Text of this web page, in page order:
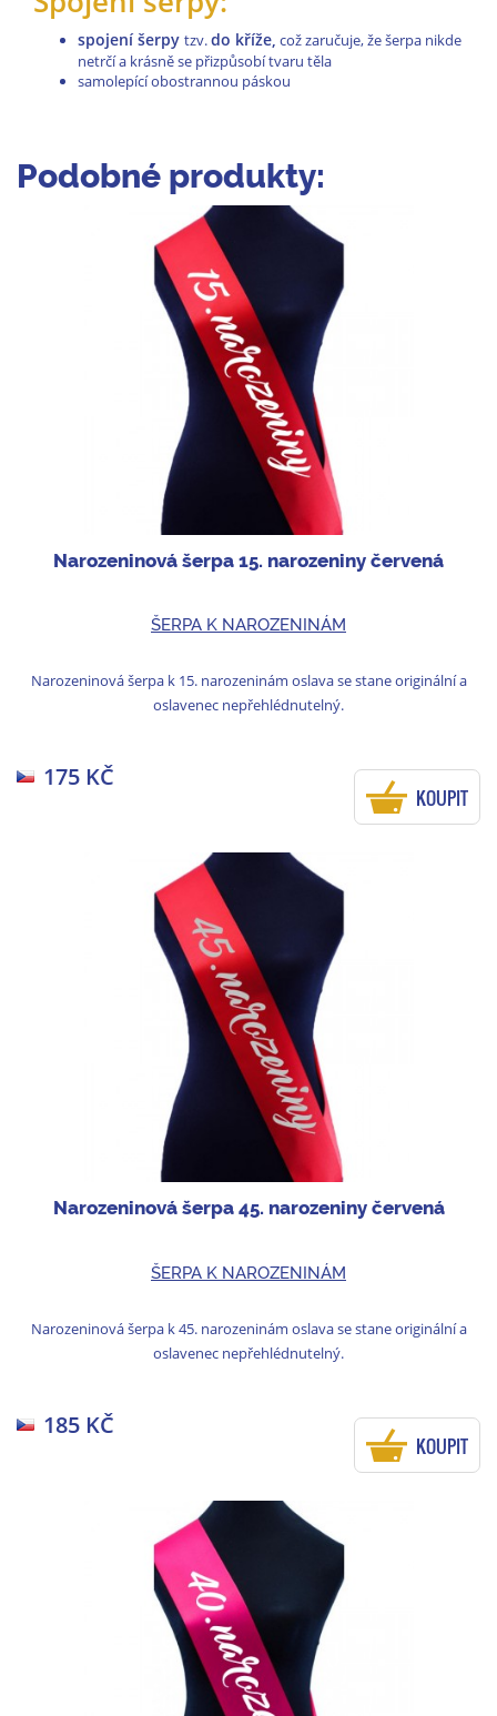
spojení šerpy tzv.do kříže, což zaručuje, že šerpa nikde
netrčí a krásně se přizpůsobí tvaru těla
samolepící obostrannou páskou
Podobné produkty:
Narozeninová šerpa 15. narozeniny červená
ŠERPA K NAROZENINÁM
Narozeninová šerpa k 15. narozeninám oslava se stane originální a
oslavenec nepřehlédnutelný.
175 KČ
KOUPIT
Narozeninová šerpa 45. narozeniny červená
ŠERPA K NAROZENINÁM
Narozeninová šerpa k 45. narozeninám oslava se stane originální a
oslavenec nepřehlédnutelný.
185 KČ
KOUPIT